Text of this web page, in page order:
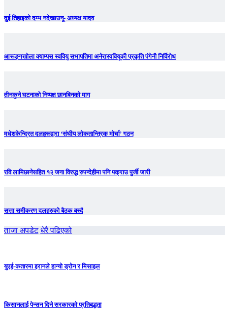
दुई तिहाइको दम्भ नदेखाउनू- अध्यक्ष यादव
आरूङ्गखोला क्याम्पस स्ववियु सभापतिमा अनेरास्ववियूकी प्रकृति पंगेनी निर्विरोध
तीनकुने घटनाकाे निष्पक्ष छानबिनकाे माग
मधेशकेन्द्रित दलहरूद्वारा ‘संघीय लोकतान्त्रिक मोर्चा’ गठन
रवि लामिछानेसहित १२ जना विरुद्ध रुपन्देहीमा पनि पक्राउ पुर्जी जारी
सत्ता समीकरण दलहरुको बैठक बस्दै
ताजा अपडेट धेरै पढिएको
युएई-कतारमा इरानले हान्यो ड्रोन र मिसाइल
किसानलाई पेन्सन दिने सरकारको प्रतिबद्धता